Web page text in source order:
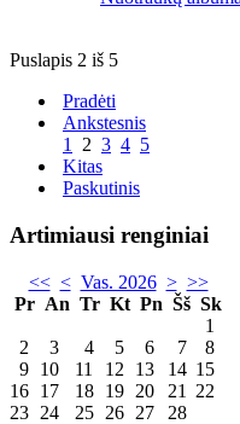
Puslapis 2 iš 5
Pradėti
Ankstesnis
1
2 3 4 5
Kitas
Paskutinis
Artimiausi renginiai
<< < Vas. 2026 > >>
Pr An Tr Kt Pn Šš Sk
1
2
3 4 5 6 7
8
9 10 11 12 13 14 15
16 17 18 19 20 21
22
23 24 25 26 27 28